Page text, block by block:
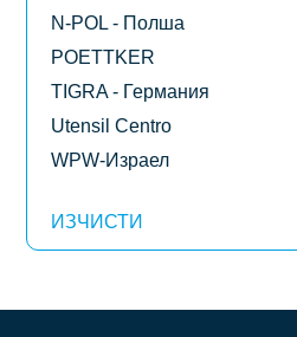
N-POL - Полша
POETTKER
TIGRA - Германия
Utensil Centro
WPW-Израел